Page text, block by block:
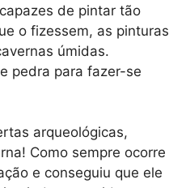
de pintar tão
o fizessem, as pinturas
úmidas.
pedra para fazer-se
arqueológicas,
Como sempre ocorre
e conseguiu que ele